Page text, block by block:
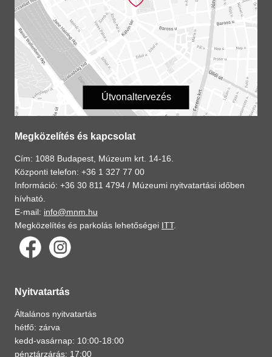
Útvonaltervezés
Megközelítés és kapcsolat
Cím: 1088 Budapest, Múzeum krt. 14-16.
Központi telefon: +36 1 327 77 00
Információ: +36 30 811 4794 / Múzeumi nyitvatartási időben
hívható.
E-mail: info@mnm.hu
Megközelítés és parkolás lehetőségei ITT.
Nyitvatartás
Általános nyitvatartás
hétfő: zárva
kedd-vasárnap: 10:00-18:00
pénztárzárás: 17:00